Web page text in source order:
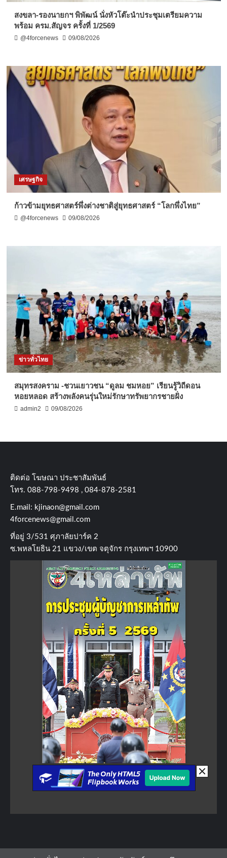
สงขลา-รองนายกฯ พิพัฒน์ นั่งหัวโต๊ะนำประชุมเตรียมความ
พร้อม ครม.สัญจร ครั้งที่ 1/2569
@4forcenews 09/08/2026
เศรษฐกิจ
ก้าวข้ามยุทธศาสตร์พึ่งต่างชาติสู่ยุทธศาสตร์ “โลกพึ่งไทย”
@4forcenews 09/08/2026
ข่าวทั่วไทย
สมุทรสงคราม -ชวนเยาวชน “ดูลม ชมหอย” เรียนรู้วิถีดอน
หอยหลอด สร้างพลังคนรุ่นใหม่รักษาทรัพยากรชายฝั่ง
admin2 09/08/2026
ติดต่อ​ โฆษณา​ ประชาสัมพันธ์
โทร​. 088-798-9498 , 084-878-2581
E.mail: kjinaon@gmail.com
4forcenews@gmail.com
ที่อยู่​ 3/531​ ศุภาลัยปาร์ค​ 2
ซ.พหลโยธิน​ 21​ แขวง/เขต​ จตุจักร​ กรุงเทพฯ 10900